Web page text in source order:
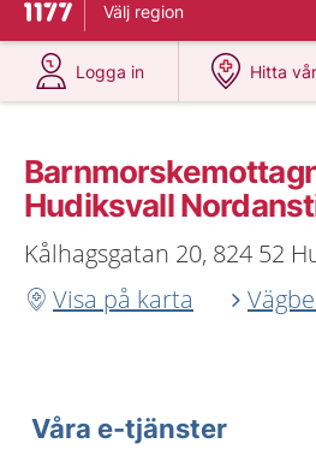
Till startsidan för 1177
Välj region
Logga in
på 1177.se
Hitta
på
Hudiksvall
Kålhagsgatan 20, 824 52
Visa på karta
Våra e-tjänster